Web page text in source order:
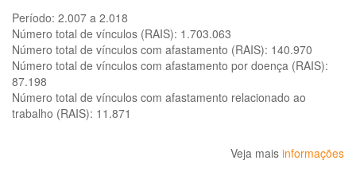
Período: 2.007 a 2.018
Número total de vínculos (RAIS): 1.703.063
Número total de vínculos com afastamento (RAIS): 140.970
Número total de vínculos com afastamento por doença (RAIS):
87.198
Número total de vínculos com afastamento relacionado ao
trabalho (RAIS): 11.871
Veja mais informações